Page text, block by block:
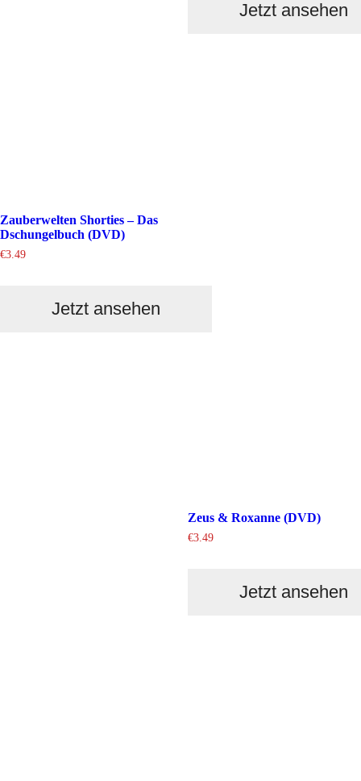
Jetzt ansehen
Zauberwelten Shorties – Das
Dschungelbuch (DVD)
€3.49
Jetzt ansehen
Zeus & Roxanne (DVD)
€3.49
Jetzt ansehen